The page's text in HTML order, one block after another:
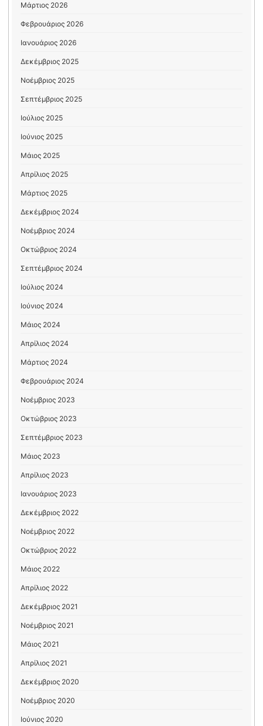
Μάρτιος 2026
Φεβρουάριος 2026
Ιανουάριος 2026
Δεκέμβριος 2025
Νοέμβριος 2025
Σεπτέμβριος 2025
Ιούλιος 2025
Ιούνιος 2025
Μάιος 2025
Απρίλιος 2025
Μάρτιος 2025
Δεκέμβριος 2024
Νοέμβριος 2024
Οκτώβριος 2024
Σεπτέμβριος 2024
Ιούλιος 2024
Ιούνιος 2024
Μάιος 2024
Απρίλιος 2024
Μάρτιος 2024
Φεβρουάριος 2024
Νοέμβριος 2023
Οκτώβριος 2023
Σεπτέμβριος 2023
Μάιος 2023
Απρίλιος 2023
Ιανουάριος 2023
Δεκέμβριος 2022
Νοέμβριος 2022
Οκτώβριος 2022
Μάιος 2022
Απρίλιος 2022
Δεκέμβριος 2021
Νοέμβριος 2021
Μάιος 2021
Απρίλιος 2021
Δεκέμβριος 2020
Νοέμβριος 2020
Ιούνιος 2020